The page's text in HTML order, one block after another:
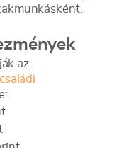
az
családi